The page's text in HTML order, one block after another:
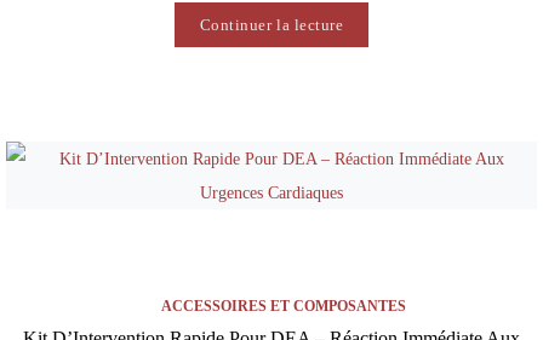
Continuer la lecture
ACCESSOIRES ET COMPOSANTES